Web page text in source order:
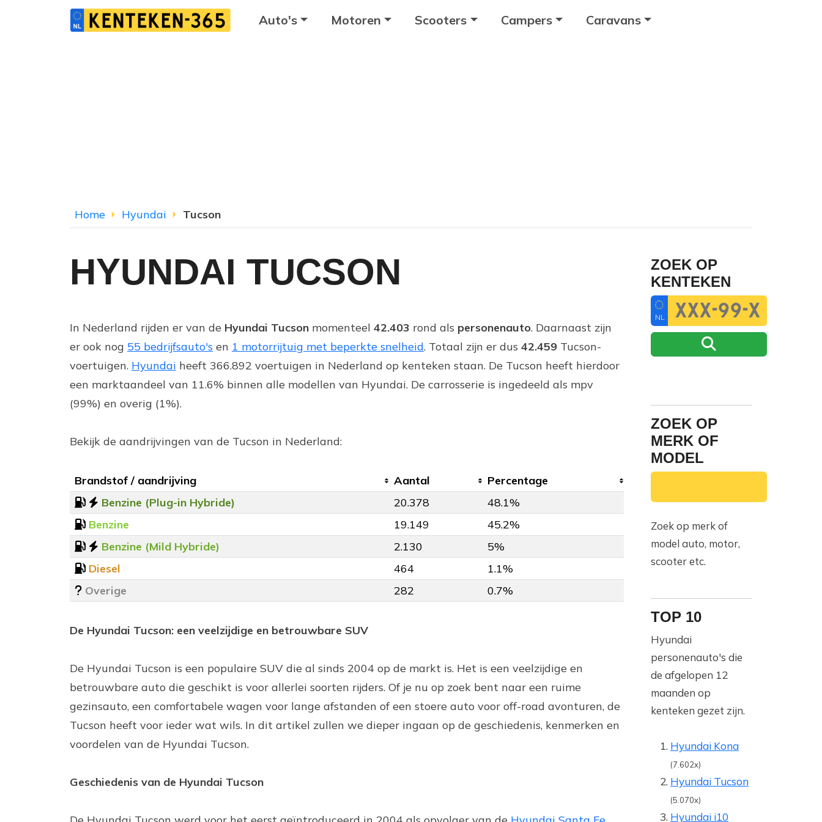
Auto's Motoren Scooters Campers Caravans
Home Hyundai Tucson
HYUNDAI TUCSON
In Nederland rijden er van de Hyundai Tucson momenteel 42.403 rond als personenauto. Daarnaast zijn
er ook nog 55 bedrijfsauto's en 1 motorrijtuig met beperkte snelheid. Totaal zijn er dus 42.459 Tucson-
voertuigen. Hyundai heeft 366.892 voertuigen in Nederland op kenteken staan. De Tucson heeft hierdoor
een marktaandeel van 11.6% binnen alle modellen van Hyundai. De carrosserie is ingedeeld als mpv
(99%) en overig (1%).
Bekijk de aandrijvingen van de Tucson in Nederland:
Brandstof / aandrijving Aantal
Percentage
Benzine (Plug-in Hybride)
20.378
48.1%
Benzine
19.149
45.2%
Benzine (Mild Hybride)
2.130
5%
Diesel
464
1.1%
Overige
282 0.7%
De Hyundai Tucson: een veelzijdige en betrouwbare SUV
De Hyundai Tucson is een populaire SUV die al sinds 2004 op de markt is. Het is een veelzijdige en
betrouwbare auto die geschikt is voor allerlei soorten rijders. Of je nu op zoek bent naar een ruime
gezinsauto, een comfortabele wagen voor lange afstanden of een stoere auto voor off-road avonturen, de
Tucson heeft voor ieder wat wils. In dit artikel zullen we dieper ingaan op de geschiedenis, kenmerken en
voordelen van de Hyundai Tucson.
Geschiedenis van de Hyundai Tucson
ZOEK OP
KENTEKEN
NL
ZOEK OP
MERK OF
MODEL
Zoek op merk of
model auto, motor,
scooter etc.
TOP 10
Hyundai
personenauto's die
de afgelopen 12
maanden op
kenteken gezet zijn.
Hyundai Kona
(7.602x)
Hyundai Tucson
(5.070x)
Hyundai i10